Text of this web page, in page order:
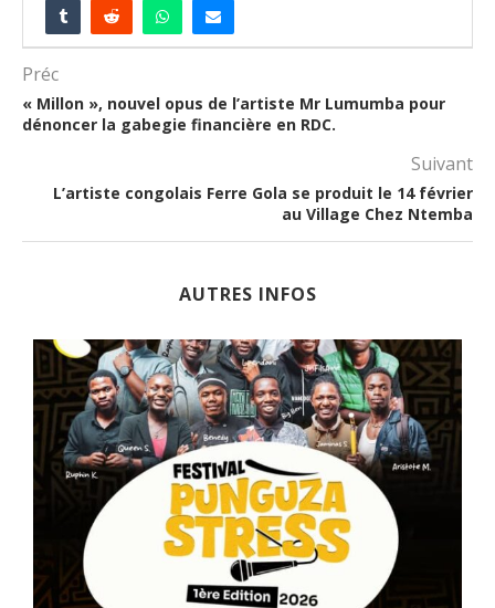
Préc
« Millon », nouvel opus de l’artiste Mr Lumumba pour
dénoncer la gabegie financière en RDC.
Suivant
L’artiste congolais Ferre Gola se produit le 14 février
au Village Chez Ntemba
AUTRES INFOS